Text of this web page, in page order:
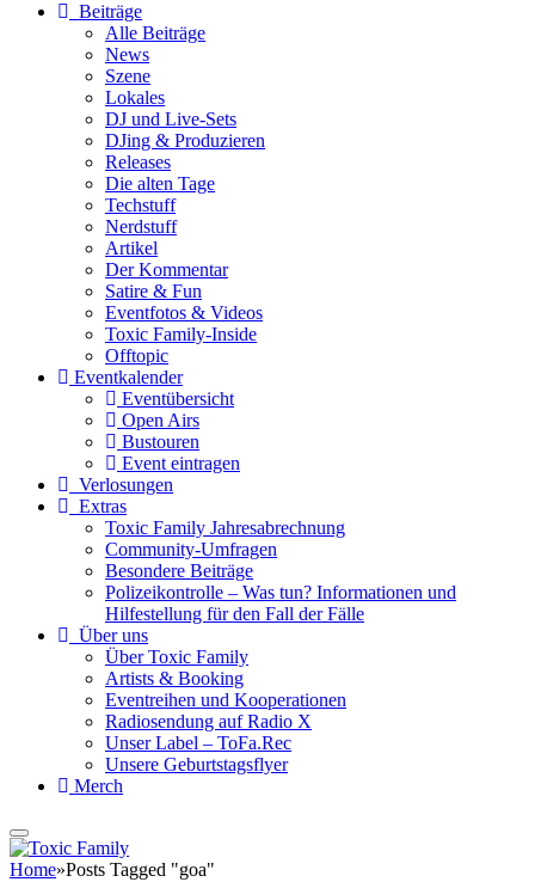
Beiträge
Alle Beiträge
News
Szene
Lokales
DJ und Live-Sets
DJing & Produzieren
Releases
Die alten Tage
Techstuff
Nerdstuff
Artikel
Der Kommentar
Satire & Fun
Eventfotos & Videos
Toxic Family-Inside
Offtopic
Eventkalender
Eventübersicht
Open Airs
Bustouren
Event eintragen
Verlosungen
Extras
Toxic Family Jahresabrechnung
Community-Umfragen
Besondere Beiträge
Polizeikontrolle – Was tun? Informationen und
Hilfestellung für den Fall der Fälle
Über uns
Über Toxic Family
Artists & Booking
Eventreihen und Kooperationen
Radiosendung auf Radio X
Unser Label – ToFa.Rec
Unsere Geburtstagsflyer
Merch
Home»Posts Tagged "goa"